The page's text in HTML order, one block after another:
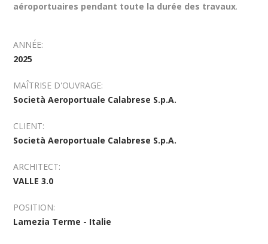
aéroportuaires pendant toute la durée des travaux.
ANNÉE:
2025
MAÎTRISE D'OUVRAGE:
Società Aeroportuale Calabrese S.p.A.
CLIENT:
Società Aeroportuale Calabrese S.p.A.
ARCHITECT:
VALLE 3.0
POSITION:
Lamezia Terme - Italie